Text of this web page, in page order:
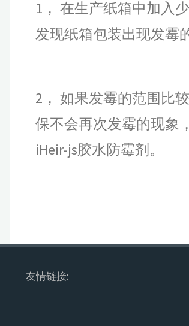
1， 在生产纸箱中加入
发现纸箱包装出现发霉
2， 如果发霉的范围比
保不会再次发霉的现象
iHeir-js胶水防霉剂。
友情链接: